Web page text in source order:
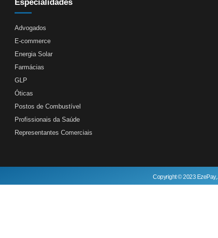
Especialidades
Advogados
E-commerce
Energia Solar
Farmácias
GLP
Óticas
Postos de Combustível
Profissionais da Saúde
Representantes Comerciais
Copyright © 2023